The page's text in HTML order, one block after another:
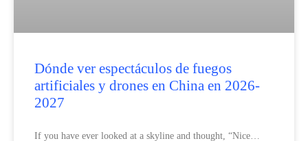
Dónde ver espectáculos de fuegos
artificiales y drones en China en 2026-
2027
If you have ever looked at a skyline and thought, “Nice…